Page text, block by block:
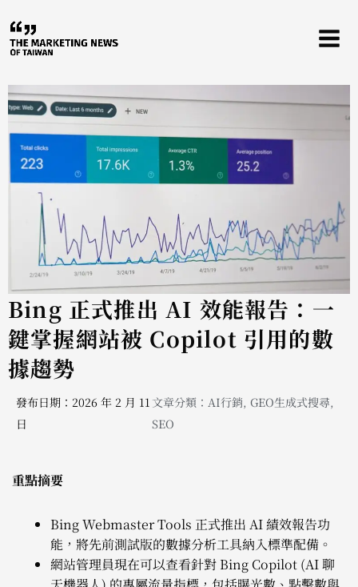
至
主
內
容
Bing 正式推出 AI 效能報告：一
鍵掌握網站被 Copilot 引用的數
據趨勢
發布日期：2026 年 2 月 11
日
文章分類：AI行銷,GEO生成式搜尋,
SEO
重點摘要
Bing Webmaster Tools 正式推出 AI 績效報告功
能，將先前測試版的數據分析工具納入標準配備。
網站管理員現在可以查看針對 Bing Copilot (AI 聊